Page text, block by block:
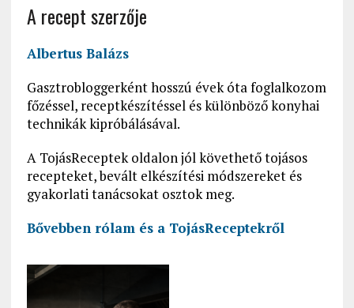
A recept szerzője
Albertus Balázs
Gasztrobloggerként hosszú évek óta foglalkozom
főzéssel, receptkészítéssel és különböző konyhai
technikák kipróbálásával.
A TojásReceptek oldalon jól követhető tojásos
recepteket, bevált elkészítési módszereket és
gyakorlati tanácsokat osztok meg.
Bővebben rólam és a TojásReceptekről